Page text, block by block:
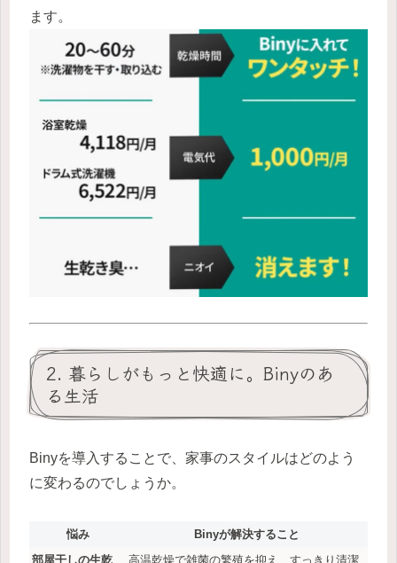
ます。
2. 暮らしがもっと快適に。Binyのあ
る生活
Binyを導入することで、家事のスタイルはどのよう
に変わるのでしょうか。
悩み
Binyが解決すること
部屋干しの生乾
高温乾燥で雑菌の繁殖を抑え、すっきり清潔